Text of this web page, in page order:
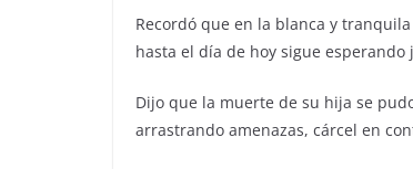
Recordó que en la blanca y
hasta el día de hoy sigue
Dijo que la muerte de su hija se
arrastrando amenazas, cárcel en